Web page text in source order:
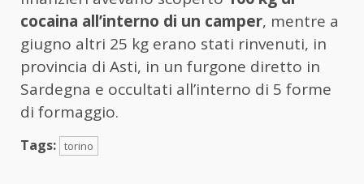
cocaina all’interno di un camper, mentre a
giugno altri 25 kg erano stati rinvenuti, in
provincia di Asti, in un furgone diretto in
Sardegna e occultati all’interno di 5 forme
di formaggio.
Tags: torino